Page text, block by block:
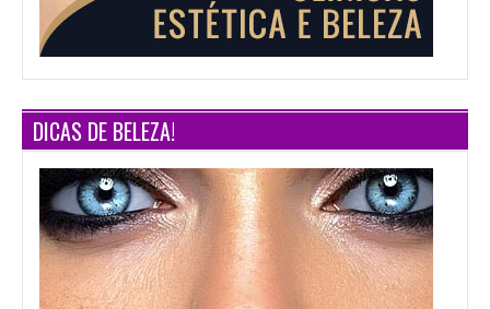
DICAS DE BELEZA!